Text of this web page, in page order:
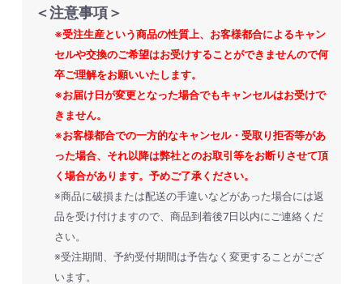
お買い物を続ける
＜注意事項＞
※受注生産という商品の性質上、お客様都合によるキャン
セルや交換のご希望はお受けすることができませんので何
卒ご理解をお願いいたします。
※お届け日が変更となった場合でもキャンセルはお受けで
きません。
※お客様都合での一方的なキャンセル・受取り拒否等があ
った場合、それ以降は弊社とのお取引等をお断りさせて頂
く場合があります。予めご了承ください。
※商品に破損または配送の手違いなどがあった場合には返
品を受け付けますので、商品到着後7日以内にご連絡くだ
さい。
※受注期間、予約受付期間は予告なく変更することがござ
います。